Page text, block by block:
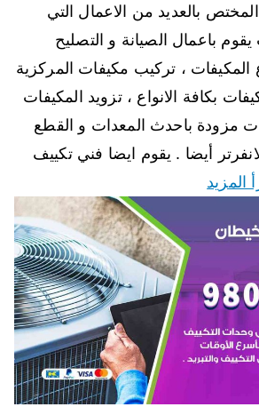
بالعديد من الاعمال التي
باعمال الصيانة و التصليح
المكيفات ، تركيب مكيفات المركزية
بكافة الانواع ، تزويد المكيفات
مزودة باحدث المعدات و القطع
أيضا . يقوم ايضا فني تكييف
المزيد